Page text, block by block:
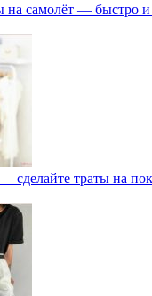
на самолёт — быстро
сделайте траты на